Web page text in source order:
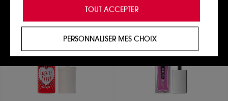
de vous offrir une expérience enrichie et
personnalisée en vous recommandant des
produits, des services et des contenus qui
proposer des offres promotionnelles adaptées à
votre profil.
Cookies réseaux sociaux et publicité :ils sont
utilisés pour vous présenter du contenu susceptible
de vous plaire via des publicités, y compris sur des
TOUT ACCEPTER
PERSONNALISER MES CHOIX